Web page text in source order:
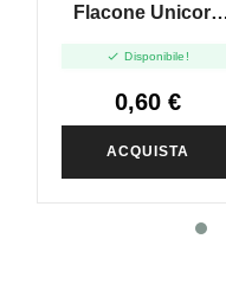
Flacone Unicorn
 Disponibile!
0,60 €
ACQUISTA